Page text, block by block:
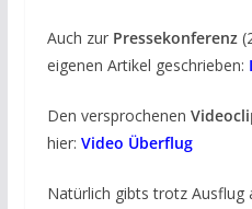
Auch zur Pressekonferenz
eigenen Artikel geschrieben:
Den versprochenen
hier: Video Überflug
Natürlich gibts trotz Ausflug